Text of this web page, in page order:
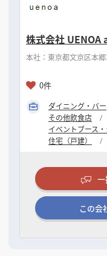
株式会社
本社：東京都文京区本
0件
ダイニング・バー
その他飲食店
イベントブース
住宅（戸建）
この会